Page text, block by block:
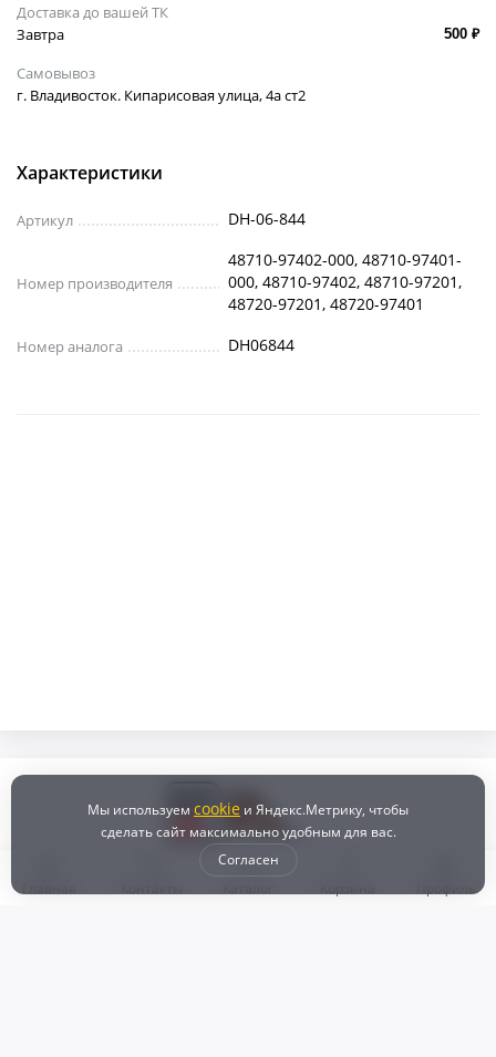
Доставка до вашей ТК
Завтра
500 ₽
Самовывоз
г. Владивосток. Кипарисовая улица, 4а ст2
Характеристики
Артикул DH-06-844
Номер производителя
48710-97402-000, 48710-97401-
000, 48710-97402, 48710-97201,
48720-97201, 48720-97401
Номер аналога DH06844
Мы используем cookie и Яндекс.Метрику, чтобы
сделать сайт максимально удобным для вас.
Согласен